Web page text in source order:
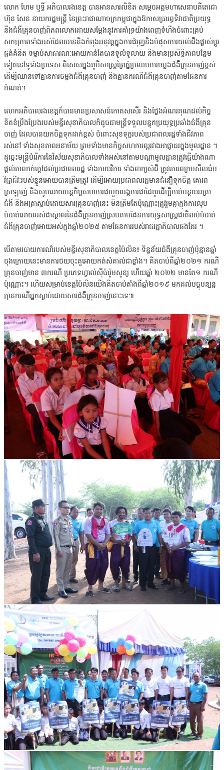
លោក ហែម ឬទ្ធី អភិបាលរងខេត្ត បានអានសារលិខិត សម្តេចអគ្គមហាសេនាបតីតេជោ
ហ៊ុន សែន នាយករដ្ឋមន្រ្តី នៃព្រះរាជាណាចក្រកម្ពុជាក្នុងឱកាសប្រារព្ធទិវាជាតិប្រយុទ្ធ
នឹងជំងឺគ្រុនចាញ់ពិភពលោកដោយសម្តែងនូវការគាំទ្រយ៉ាងពេញទំហឹងចំពោះគ្រប់
សកម្មភាពទាំងអស់ដែលបាននិងកំពុងអនុវត្តក្នុងការជំរុញនិងបំផុសការយល់ដឹងផ្លាស់ប្តូរ
ផ្នត់គំនិត ទម្លាប់សាធារណៈអោយកាន់តែបានទូលំទូលាយ និងមានប្រសិទ្ធិភាពបន្ថែម
ទៀតនៅទូទាំងប្រទេស ពិសេសក្នុងភូមិសាស្រ្តព្រៃភ្នំប្រឈមការចម្លងជំងឺគ្រុនចាញ់ខ្ពស់
ដើម្បីឈានទៅគ្មានការចម្លងជំងឺគ្រុនចាញ់ និងគ្មានករណីជំងឺគ្រុនចាញ់តាមផែនការ
កំណត់។
លោកអភិបាលរងខេត្តក៏បានមានប្រសាសន៍កោតសសើរ និងថ្លែងអំណរគុណដល់កិច្ច
ខិតខំប្រឹងប្រែងរបស់មន្ទីរសុខាភិបាលក៏ដូចជាមន្ត្រីទទួលបន្ទុកប្រយុទ្ធប្រឆាំងជំងឺគ្រុន
ចាញ់ ដែលបានយកចិត្តទុកដាក់ខ្ពស់ ចំពោះសុខទុក្ខរបស់ប្រជាពលរដ្ឋទាំងជីវភាព
រស់នៅ ទាំងសុខភាពអនាម័យ ព្រមទាំងមានកិច្ចសហការល្អរវាងអាជ្ញាធរក្នុងមូលដ្ឋាន ។
ដូច្នេះមន្ត្រីបំរើការនៃវិស័យសុខាភិបាលទាំងអស់នៅតាមបណ្ដាមូលដ្ឋានត្រូវធ្វើយ៉ាងណា
ផ្ដល់ភាពកក់ក្ដៅដល់ប្រជាពលរដ្ឋ ទាំងកាយវិការ ទាំងពាក្យសំដី ត្រូវគោរពក្រមសីលធ៌ម
វិជ្ជាជីវៈរបស់ខ្លួនអោយបានត្រឹមត្រូវ ដើម្បីអោយប្រជាពលរដ្ឋមានជំនឿទុកចិត្ត គោរព
ស្រឡាញ់ និងសូមអោយបន្ដកិច្ចសហការជាមួយអង្គការជាដៃគូរដើម្បីកាត់បន្ថយអត្រា
ជំងឺ និងអត្រាស្លាប់ដោយសារគ្រុនចាញ់នេះ មិនត្រឹមតែប៉ុណ្ណោះត្រូវរួមគ្នាក្នុងការលុប
បំបាត់អោយអស់ជាស្ថាពរនៃជំងឺគ្រុនចាញ់ស្របតាមផែនការយុទ្ធសាស្ត្រជាតិលប់បំបាត់
ជំងឺគ្រុនចាញ់អោយអស់ក្នុងឆ្នាំ២០២៥ តាមផែនការរបស់រាជរដ្ឋាភិបាលផងដែរ ។
បើតាមរបាយការណ៏របស់មន្ទីរសុខាភិបាលខេត្តប៉ៃលិន៖ ទិន្នន័យជំងឺគ្រុនចាញ់ប៉ុន្មានឆ្នាំ
ចុងក្រោយនេះមានការថយចុះគួអោយកត់សំគាល់ជាខ្លាំង។ គិតចាប់ពីឆ្នាំ២០២១ ករណី
គ្រុនចាញ់មាន ៣ករណី ប្រភេទហ្វាល់ស៊ីប៉ារ៉ូមសូន្យ ហើយឆ្នាំ ២០២២ មានតែ១ ករណី
ប៉ុណ្ណោះ។ ហើយសម្រាប់ខេត្តប៉ៃលិនយើងគិតចាប់តាំងពីឆ្នាំ២០១៩ មកដល់បច្ចុបន្បន្ន
គ្មានករណីអ្នកស្លាប់ដោយសារជំងឺគ្រុនចាញ់នោះទេ៕